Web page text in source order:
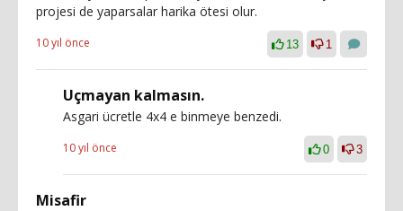
projesi de yaparsalar harika ötesi olur.
10 yıl önce 13 1
Uçmayan kalmasın.
Asgari ücretle 4x4 e binmeye benzedi.
10 yıl önce 0 3
Misafir